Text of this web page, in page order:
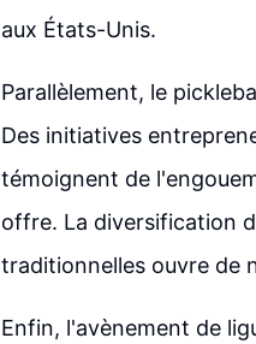
aux États-Unis.
Parallèlement, le
Des initiatives
témoignent de
offre. La diversification
traditionnelles ouvre de
Enfin, l'avènement de